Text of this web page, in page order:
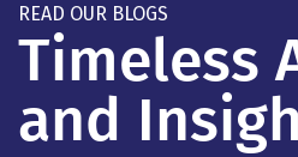
READ OUR BLOGS
Timeless
and